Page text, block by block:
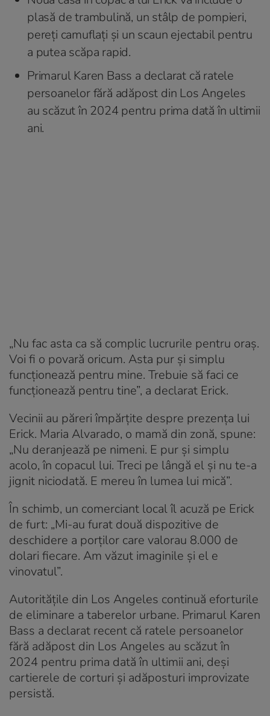
plasă de trambulină, un stâlp de pompieri,
pereți camuflați și un scaun ejectabil pentru
a putea scăpa rapid.
Primarul Karen Bass a declarat că ratele
persoanelor fără adăpost din Los Angeles
au scăzut în 2024 pentru prima dată în ultimii
ani.
„Nu fac asta ca să complic lucrurile pentru oraș.
Voi fi o povară oricum. Asta pur și simplu
funcționează pentru mine. Trebuie să faci ce
funcționează pentru tine”, a declarat Erick.
Vecinii au păreri împărțite despre prezența lui
Erick. Maria Alvarado, o mamă din zonă, spune:
„Nu deranjează pe nimeni. E pur și simplu
acolo, în copacul lui. Treci pe lângă el și nu te-a
jignit niciodată. E mereu în lumea lui mică”.
În schimb, un comerciant local îl acuză pe Erick
de furt: „Mi-au furat două dispozitive de
deschidere a porților care valorau 8.000 de
dolari fiecare. Am văzut imaginile și el e
vinovatul”.
Autoritățile din Los Angeles continuă eforturile
de eliminare a taberelor urbane. Primarul Karen
Bass a declarat recent că ratele persoanelor
fără adăpost din Los Angeles au scăzut în
2024 pentru prima dată în ultimii ani, deși
cartierele de corturi și adăposturi improvizate
persistă.